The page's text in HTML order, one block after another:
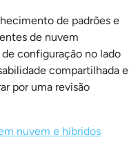
de padrões e
de nuvem
configuração no lado
compartilhada e
por uma revisão
nuvem e híbridos